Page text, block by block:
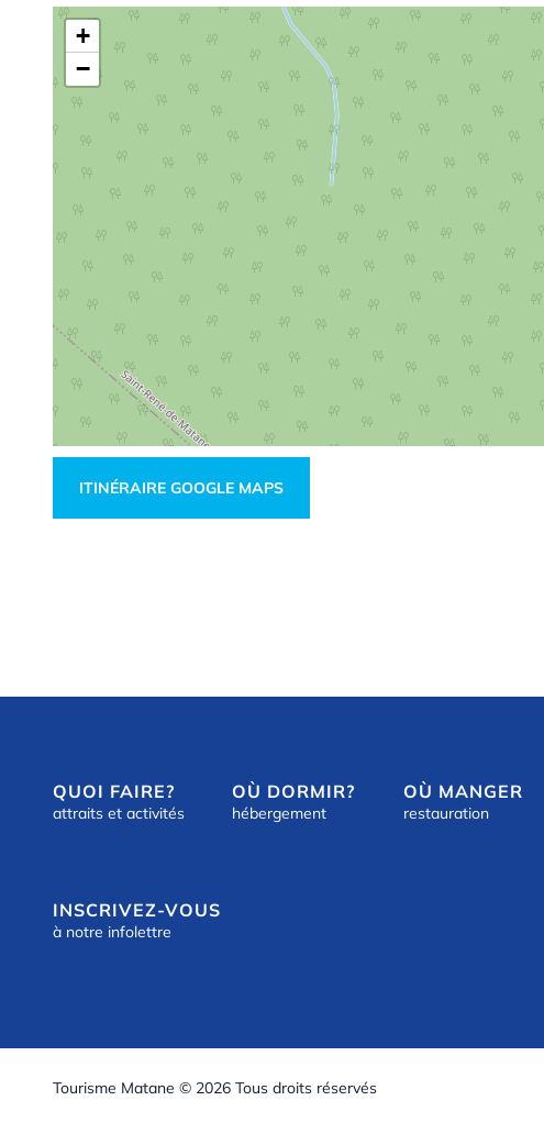
+
−
ITINÉRAIRE GOOGLE MAPS
QUOI FAIRE?
attraits et activités
OÙ DORMIR?
hébergement
OÙ MANGER
restauration
INSCRIVEZ-VOUS
à notre infolettre
Tourisme Matane © 2026 Tous droits réservés